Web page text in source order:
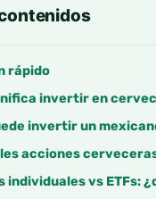
rápido
invertir en
invertir un
acciones
individuales vs ETFs: